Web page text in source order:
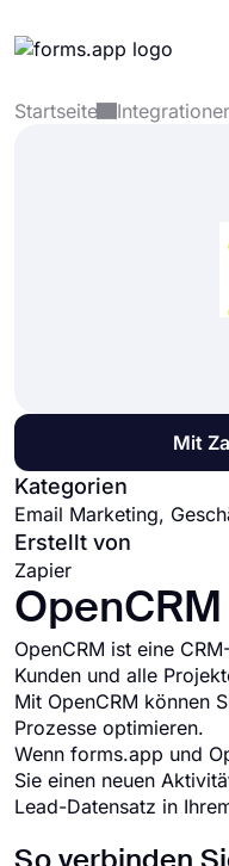
Produkte
Startseite
Mit
Kategorien
Email Marketing,
Erstellt von
Zapier
OpenCRM
OpenCRM ist eine
Kunden und alle
Mit OpenCRM können
Prozesse optimieren.
Wenn forms.app und
Sie einen neuen
Lead-Datensatz in